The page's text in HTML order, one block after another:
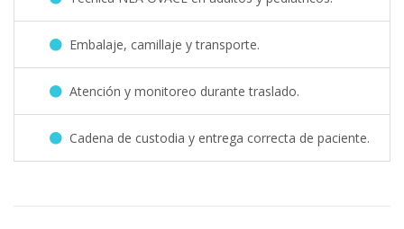
Embalaje, camillaje y transporte.
Atención y monitoreo durante traslado.
Cadena de custodia y entrega correcta de paciente.